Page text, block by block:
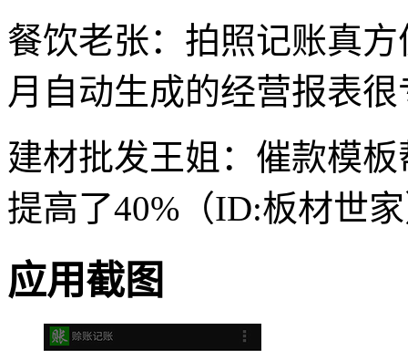
餐饮老张：拍照记账真
月自动生成的经营报表
建材批发王姐：催款模
提高了40%（ID:板材世
应用截图